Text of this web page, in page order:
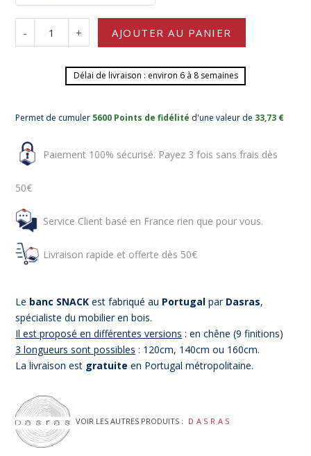
- + AJOUTER AU PANIER
Délai de livraison : environ 6 à 8 semaines
Permet de cumuler 5600 Points de fidélité d'une valeur de 33,73 €
Paiement 100% sécurisé. Payez 3 fois sans frais dès
50€
Service Client basé en France rien que pour vous.
Livraison rapide et offerte dès 50€
Le banc SNACKest fabriqué au Portugal par Dasras,
spécialiste du mobilier en bois.
Il est proposé en différentes versions : en chêne (9 finitions)
3 longueurs sont possibles : 120cm, 140cm ou 160cm.
La livraison est gratuiteen Portugal métropolitaine.
VOIR LES AUTRES PRODUITS : DASRAS